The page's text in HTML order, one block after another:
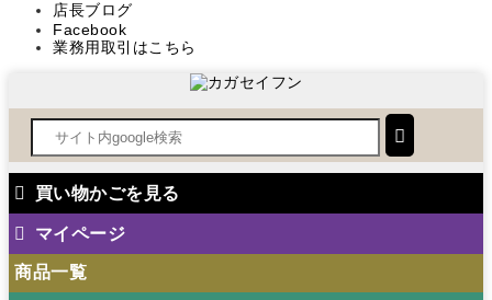
店長ブログ
Facebook
業務用取引はこちら
買い物かごを見る
マイページ
商品一覧